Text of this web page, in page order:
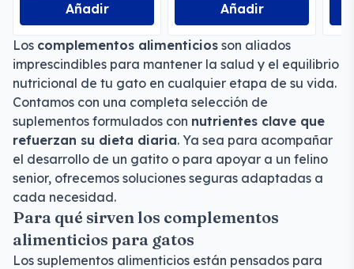
Añadir Añadir
Los complementos alimenticios son aliados
imprescindibles para mantener la salud y el equilibrio
nutricional de tu gato en cualquier etapa de su vida.
Contamos con una completa selección de
suplementos formulados con nutrientes clave que
refuerzan su dieta diaria. Ya sea para acompañar
el desarrollo de un gatito o para apoyar a un felino
senior, ofrecemos soluciones seguras adaptadas a
cada necesidad.
Para qué sirven los complementos
alimenticios para gatos
Los suplementos alimenticios están pensados para